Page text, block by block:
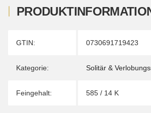
Produkteigenschaft
Wert
GTIN: 0730691719423
Kategorie: Solitär &
Feingehalt: 585 / 14 K